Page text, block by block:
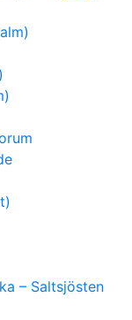
– Saltsjösten